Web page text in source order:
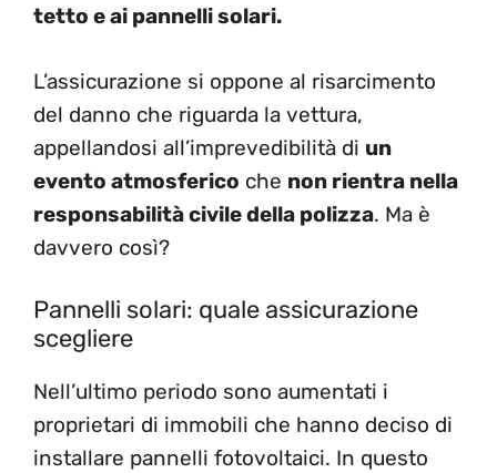
tetto e ai pannelli solari.
L’assicurazione si oppone al risarcimento
del danno che riguarda la vettura,
appellandosi all’imprevedibilità di un
evento atmosferico che non rientra nella
responsabilità civile della polizza. Ma è
davvero così?
Pannelli solari: quale assicurazione
scegliere
Nell’ultimo periodo sono aumentati i
proprietari di immobili che hanno deciso di
installare pannelli fotovoltaici. In questo